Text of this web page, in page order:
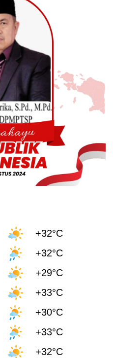
+32°C
+32°C
+29°C
+33°C
+30°C
+33°C
+32°C